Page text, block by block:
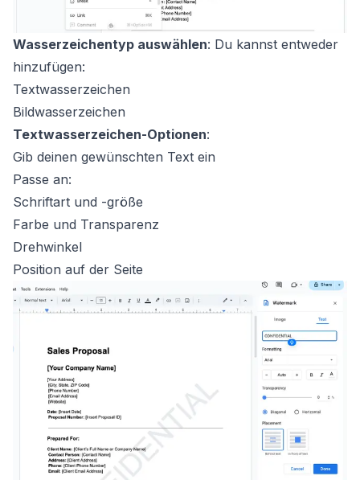
Wasserzeichentyp auswählen: Du kannst entweder
hinzufügen:
Textwasserzeichen
Bildwasserzeichen
Textwasserzeichen-Optionen:
Gib deinen gewünschten Text ein
Passe an:
Schriftart und -größe
Farbe und Transparenz
Drehwinkel
Position auf der Seite